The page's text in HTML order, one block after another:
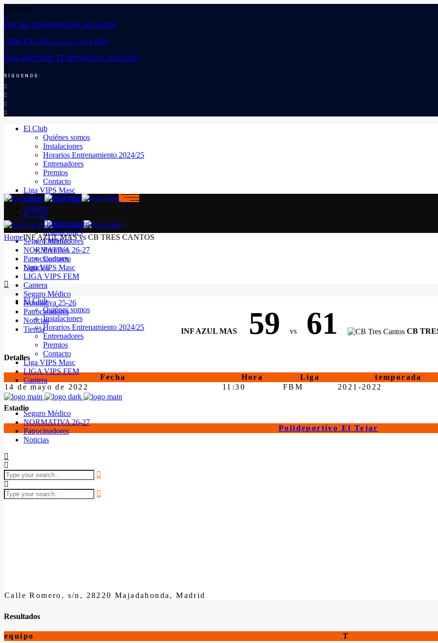
Noticias:
FIN DE TEMPORADA 2025/2026
CBM EN JUEGO 12-13-14 JUN
INSCRIPCIÓN TEMPORADA 2026/2027
SÍGUENOS:
El Club
Quiénes somos
Instalaciones
Horarios Entrenamiento 2024/25
Entrenadores
Premios
Contacto
Liga VIPS Masc
LIGA VIPS FEM
Cantera
Seguro Médico
NORMATIVA 26-27
Patrocinadores
Noticias
El Club
Quiénes somos
Instalaciones
Horarios Entrenamiento 2024/25
Entrenadores
Premios
Contacto
Liga VIPS Masc
LIGA VIPS FEM
Cantera
Seguro Médico
NORMATIVA 26-27
Patrocinadores
Noticias
El Club
Quiénes somos
Instalaciones
Entrenadores
Premios
Contacto
Liga VIPS Masc
LIGA VIPS FEM
Cantera
Seguro Médico
Normativa 25-26
Patrocinadores
Noticias
Tienda
HomeINF AZUL MAS vs CB TRES CANTOS
INF AZUL MAS 59 vs 61 CB
Detalles
Fecha Hora Liga temporada
14 de mayo de 2022
11:30 FBM 2021-2022
Estadio
Polideportivo El Tejar
Calle Romero, s/n, 28220 Majadahonda, Madrid
Resultados
equipo T